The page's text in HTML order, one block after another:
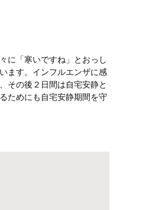
に「寒いですね」とおっし
ます。インフルエンザに感
その後２日間は自宅安静と
ためにも自宅安静期間を守